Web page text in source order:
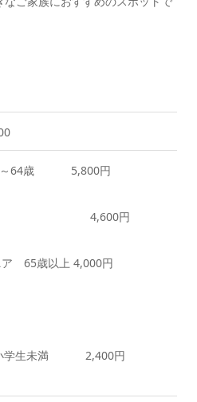
～64歳 5,800円
4,600円
ア 65歳以上 4,000円
小学生未満 2,400円